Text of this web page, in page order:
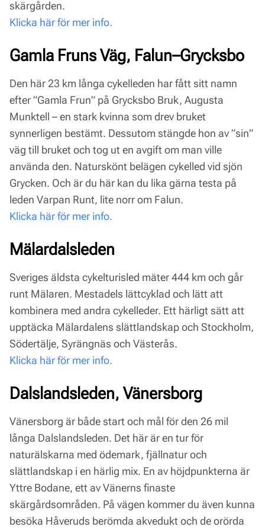
skärgården.
Klicka här för mer info.
Gamla Fruns Väg, Falun–Grycksbo
Den här 23 km långa cykelleden har fått sitt namn
efter ”Gamla Frun” på Grycksbo Bruk, Augusta
Munktell – en stark kvinna som drev bruket
synnerligen bestämt. Dessutom stängde hon av ”sin”
väg till bruket och tog ut en avgift om man ville
använda den. Naturskönt belägen cykelled vid sjön
Grycken. Och är du här kan du lika gärna testa på
leden Varpan Runt, lite norr om Falun.
Klicka här för mer info.
Mälardalsleden
Sveriges äldsta cykelturisled mäter 444 km och går
runt Mälaren. Mestadels lättcyklad och lätt att
kombinera med andra cykelleder. Ett härligt sätt att
upptäcka Mälardalens slättlandskap och Stockholm,
Södertälje, Syrängnäs och Västerås.
Klicka här för mer info.
Dalslandsleden, Vänersborg
Vänersborg är både start och mål för den 26 mil
långa Dalslandsleden. Det här är en tur för
naturälskarna med ödemark, fjällnatur och
slättlandskap i en härlig mix. En av höjdpunkterna är
Yttre Bodane, ett av Vänerns finaste
skärgårdsområden. På vägen kommer du även kunna
besöka Håveruds berömda akvedukt och de orörda